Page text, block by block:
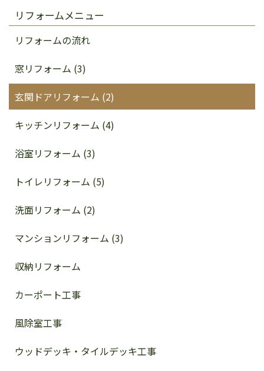
リフォームメニュー
リフォームの流れ
窓リフォーム (3)
玄関ドアリフォーム (2)
キッチンリフォーム (4)
浴室リフォーム (3)
トイレリフォーム (5)
洗面リフォーム (2)
マンションリフォーム (3)
収納リフォーム
カーポート工事
風除室工事
ウッドデッキ・タイルデッキ工事